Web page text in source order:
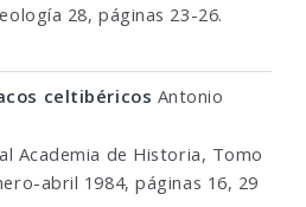
28, páginas 23-26.
celtibéricos Antonio
Academia de Historia, Tomo
abril 1984, páginas 16, 29